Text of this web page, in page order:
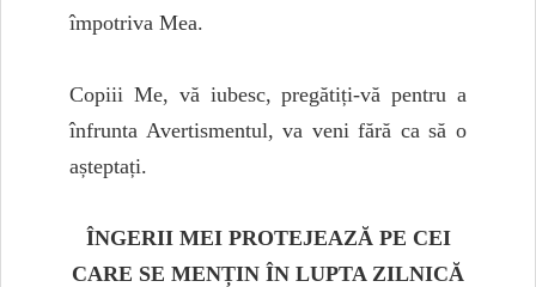
împotriva Mea.
Copiii Me, vă iubesc, pregătiți-vă pentru a
înfrunta Avertismentul, va veni fără ca să o
așteptați.
ÎNGERII MEI PROTEJEAZĂ PE CEI
CARE SE MENȚIN ÎN LUPTA ZILNICĂ